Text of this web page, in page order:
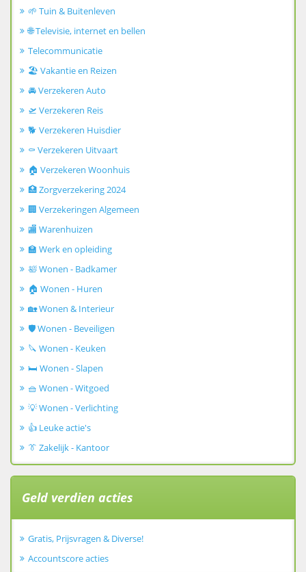
🌱 Tuin & Buitenleven
🌐 Televisie, internet en bellen
Telecommunicatie
🏖️ Vakantie en Reizen
🚘 Verzekeren Auto
🛫 Verzekeren Reis
🐕 Verzekeren Huisdier
⚰️ Verzekeren Uitvaart
🏠 Verzekeren Woonhuis
🏥 Zorgverzekering 2024
🏢 Verzekeringen Algemeen
🏬 Warenhuizen
🏫 Werk en opleiding
🛀 Wonen - Badkamer
🏠 Wonen - Huren
🏡 Wonen & Interieur
🛡️ Wonen - Beveiligen
🔪 Wonen - Keuken
🛏️ Wonen - Slapen
🧺 Wonen - Witgoed
💡 Wonen - Verlichting
👍 Leuke actie's
👔 Zakelijk - Kantoor
Geld verdien acties
Gratis, Prijsvragen & Diverse!
Accountscore acties